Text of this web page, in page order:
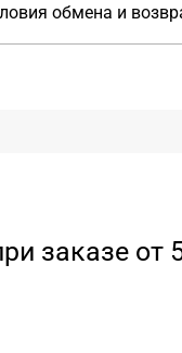
обмена и
заказе от